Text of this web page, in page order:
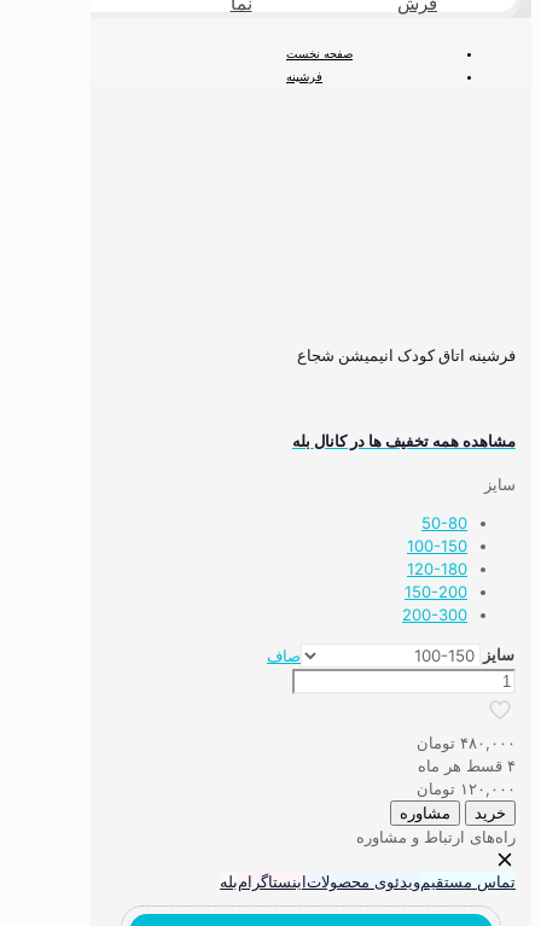
صفحه نخست
فرشینه
فرشینه اتاق کودک انیمیشن شجاع
مشاهده همه تخفیف ها در کانال بله
سایز
50-80
100-150
120-180
150-200
200-300
سایز
صاف
فرشینه
اتاق
کودک
انیمیشن
شجاع
عدد
۴۸۰,۰۰۰ تومان
۴ قسط هر ماه
۱۲۰,۰۰۰ تومان
خرید مشاوره
راه‌های ارتباط و مشاوره
تماس مستقیمویدئوی محصولاتاینستاگرامبله